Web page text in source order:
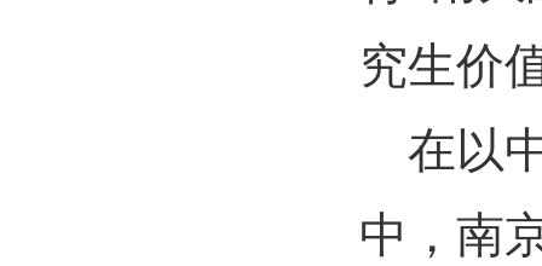
究生价
在以
中，南